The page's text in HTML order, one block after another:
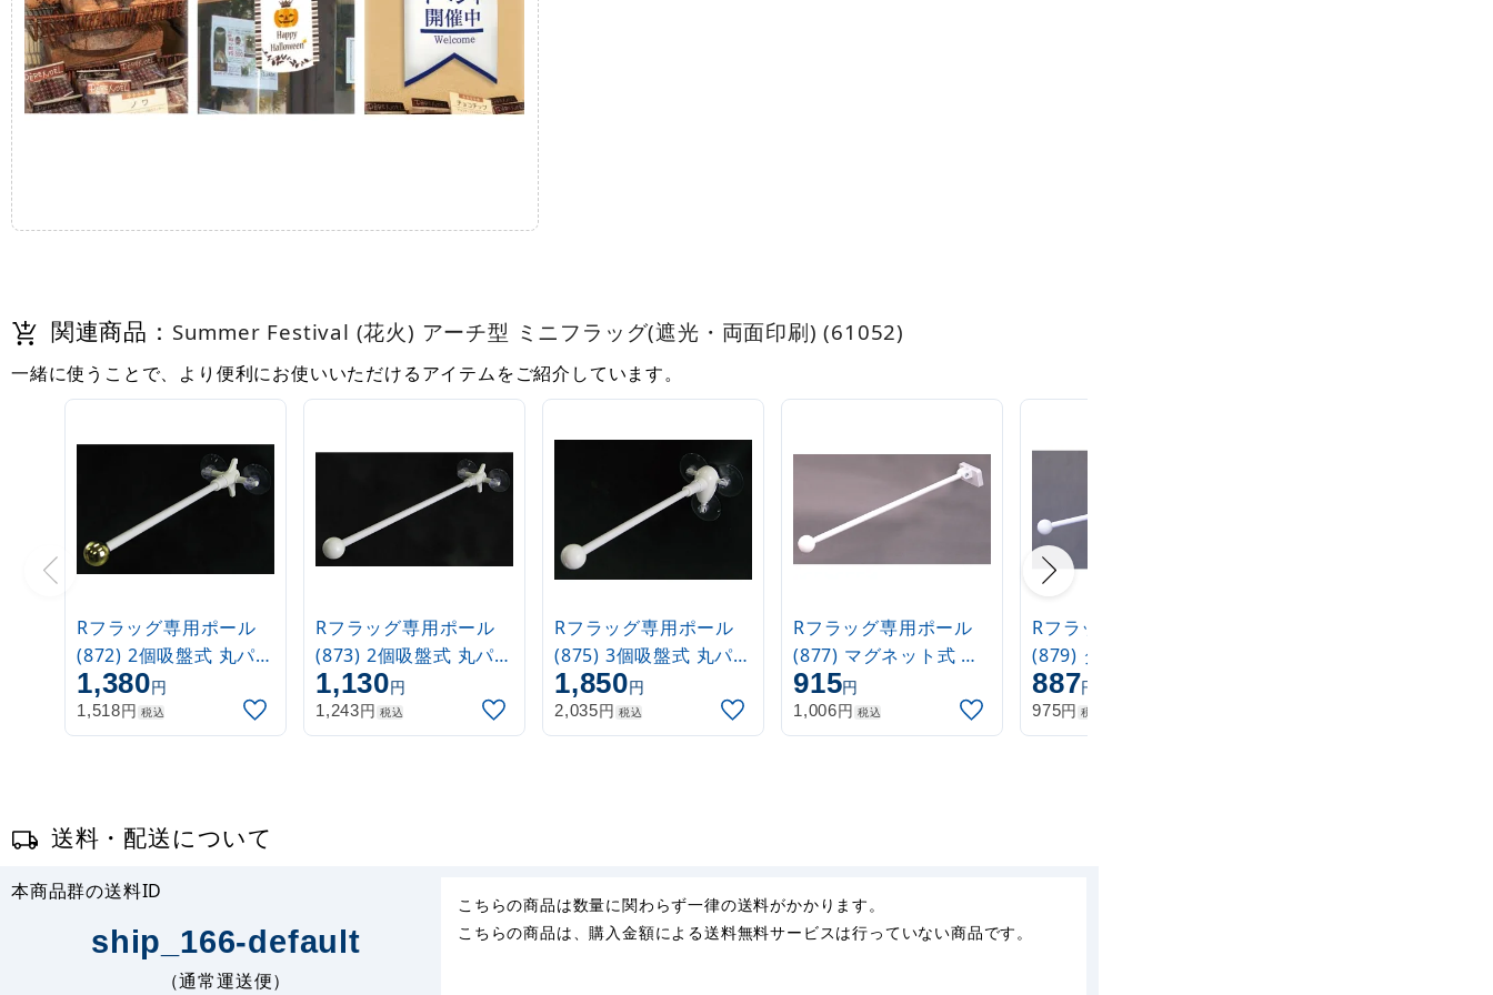
関連商品： Summer Festival (花火) アーチ型 ミニフラッグ(遮光・両面印刷) (61052)
一緒に使うことで、より便利にお使いいただけるアイテムをご紹介しています。
Rフラッグ専用ポール
(872) 2個吸盤式 丸パイ
プ26cm金
1,380円
1,518円 税込
Rフラッグ専用ポール
(873) 2個吸盤式 丸パイ
プ26cm白
1,130円
1,243円 税込
Rフラッグ専用ポール
(875) 3個吸盤式 丸パイ
プ26cm白
1,850円
2,035円 税込
Rフラッグ専用ポール
(877) マグネット式 丸
パイプ26cm白
915円
1,006円 税込
Rフラッグ専用ポール
(879) ダブルフラッグ
丸パイプ25.5cm白
887円
975円 税込
送料・配送について
本商品群の送料ID
ship_166-default
（通常運送便）
こちらの商品は数量に関わらず一律の送料がかかります。
こちらの商品は、購入金額による送料無料サービスは行っていない商品です。